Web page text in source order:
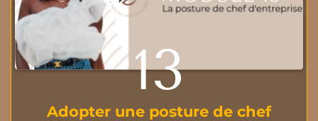
13
Adopter une posture de chef